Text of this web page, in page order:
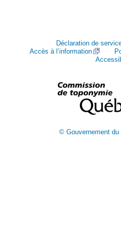
Déclaration de
Accès à l’information
© Gouvernement du